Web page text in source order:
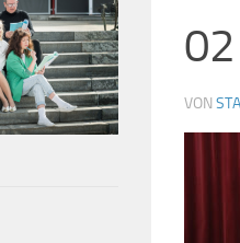
VON